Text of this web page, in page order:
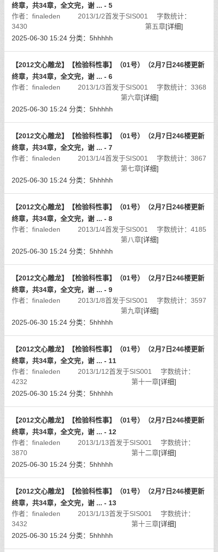
终章，共34章，全文完，谢 ... - 5
作者：finaleden 2013/1/2首发于SIS001 字数统计：
3430 第五章[详细]
2025-06-30 15:24 分类： 5hhhhh
【2012文心雕龙】【检验科性事】（01号）（2月7日246楼更新
终章，共34章，全文完，谢 ... - 6
作者：finaleden 2013/1/3首发于SIS001 字数统计：3368
第六章[详细]
2025-06-30 15:24 分类： 5hhhhh
【2012文心雕龙】【检验科性事】（01号）（2月7日246楼更新
终章，共34章，全文完，谢 ... - 7
作者：finaleden 2013/1/4首发于SIS001 字数统计：3867
第七章[详细]
2025-06-30 15:24 分类： 5hhhhh
【2012文心雕龙】【检验科性事】（01号）（2月7日246楼更新
终章，共34章，全文完，谢 ... - 8
作者：finaleden 2013/1/4首发于SIS001 字数统计：4185
第八章[详细]
2025-06-30 15:24 分类： 5hhhhh
【2012文心雕龙】【检验科性事】（01号）（2月7日246楼更新
终章，共34章，全文完，谢 ... - 9
作者：finaleden 2013/1/8首发于SIS001 字数统计：3597
第九章[详细]
2025-06-30 15:24 分类： 5hhhhh
【2012文心雕龙】【检验科性事】（01号）（2月7日246楼更新
终章，共34章，全文完，谢 ... - 11
作者：finaleden 2013/1/12首发于SIS001 字数统计：
4232 第十一章[详细]
2025-06-30 15:24 分类： 5hhhhh
【2012文心雕龙】【检验科性事】（01号）（2月7日246楼更新
终章，共34章，全文完，谢 ... - 12
作者：finaleden 2013/1/13首发于SIS001 字数统计：
3870 第十二章[详细]
2025-06-30 15:24 分类： 5hhhhh
【2012文心雕龙】【检验科性事】（01号）（2月7日246楼更新
终章，共34章，全文完，谢 ... - 13
作者：finaleden 2013/1/13首发于SIS001 字数统计：
3432 第十三章[详细]
2025-06-30 15:24 分类： 5hhhhh